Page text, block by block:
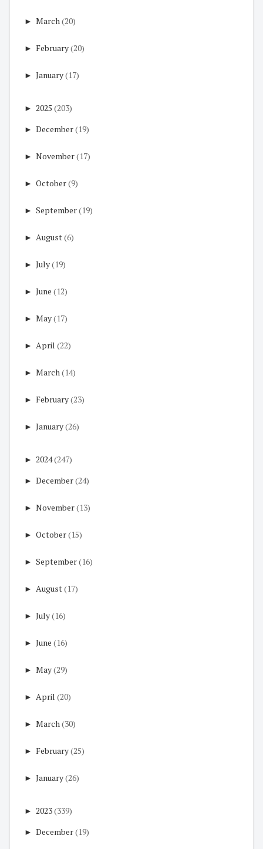
► March (20)
► February(20)
► January(17)
► 2025 (203)
► December(19)
► November(17)
► October(9)
► September(19)
► August(6)
► July(19)
► June (12)
► May(17)
► April (22)
► March (14)
► February(23)
► January(26)
► 2024(247)
► December(24)
► November(13)
► October(15)
► September(16)
► August(17)
► July(16)
► June (16)
► May(29)
► April (20)
► March (30)
► February(25)
► January(26)
► 2023(339)
► December(19)